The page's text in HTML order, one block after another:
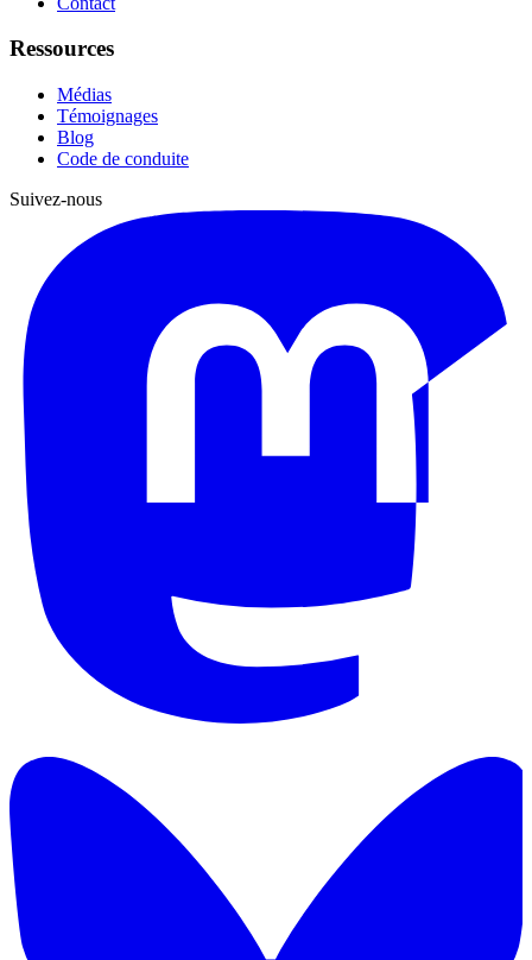
Ressources
Médias
Témoignages
Blog
Code de conduite
Suivez-nous